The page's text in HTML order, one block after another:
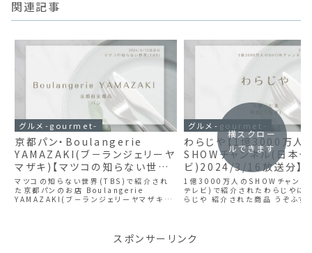
関連記事
グルメ-gourmet-
京都パン・Boulangerie
YAMAZAKI(ブ－ランジェリーヤ
マザキ)【マツコの知らない世界
(TBS)2024/3/12放送分】
マツコの知らない世界(TBS)で紹介され
た京都パンのお店 Boulangerie
YAMAZAKI(ブ－ランジェリーヤマザキ)
グルメ-gourmet-
わらじや【1億3000万人
SHOWチャンネル(日本テ
ビ)2024/3/16放送分】
1億3000万人のSHOWチャンネ
テレビ)で紹介されたわらじやに
らじや 紹介された商品 うぞふす
横スクロー
ルできます
スポンサーリンク